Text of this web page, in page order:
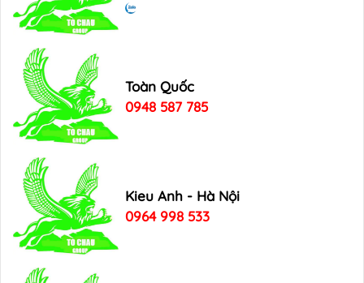
Toàn Quốc
0948 587 785
Kieu Anh - Hà Nội
0964 998 533